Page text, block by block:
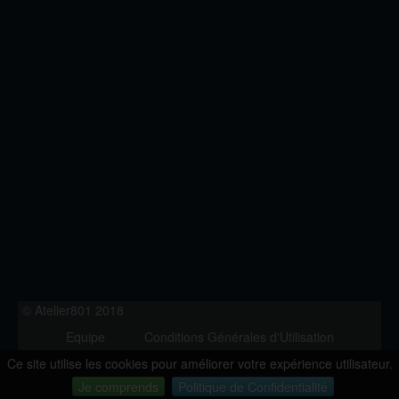
Ce site utilise les cookies pour améliorer votre expérience utilisateur.
Je comprends
Politique de Confidentialité
© Atelier801 2018
Equipe
Conditions Générales d'Utilisation
Politique de Confidentialité
Contact
Version 1.27